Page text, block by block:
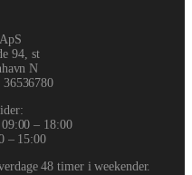
94, st
N
36536780
– 18:00
– 15:00
48 timer i weekender.